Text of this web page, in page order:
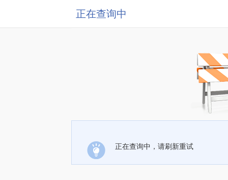
正在查询中
正在查询中，请刷新重试